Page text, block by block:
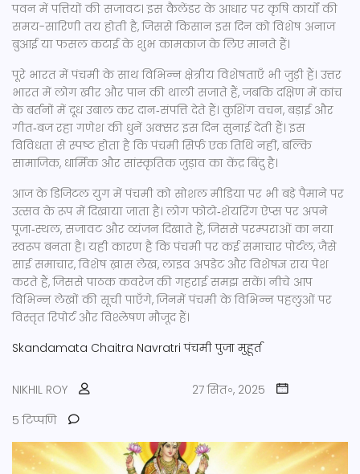
पवन में पत्तियों की सजावट। इस कैलेंडर के आधार पर कृषि कार्यों की
समय-सारिणी तय होती है, जिससे किसान इस दिन को विशेष अनाज
बुआई या फसल कटाई के शुभ कामकाज के लिए मानते हैं।
पूरे भारत में पंचमी के साथ विभिन्न क्षेत्रीय विशेषताएँ भी जुड़ी हैं। उत्तर
भारत में लोग खीर और पान की थाली सजाते हैं, जबकि दक्षिण में कांच
के बर्तनों में दूध उबाल कर दान‑संपत्ति देते हैं। कुशिंग वचन, बड़ाई और
गीत‑बज रहा गणेश की धुनें अक्सर इस दिन सुनाई देती हैं। इस
विविधता से स्पष्ट होता है कि पंचमी सिर्फ एक तिथि नहीं, बल्कि
सामाजिक, धार्मिक और सांस्कृतिक जुड़ाव का केंद्र बिंदु है।
आज के डिजिटल युग में पंचमी को सोशल मीडिया पर भी बड़े पैमाने पर
उत्सव के रूप में दिखाया जाता है। लोग फोटो‑शेयरिंग ऐप्स पर अपने
पूजा‑स्थल, सजावट और व्यंजन दिखाते हैं, जिससे परम्पराओं का नया
स्वरूप बनता है। यही कारण है कि पंचमी पर कई समाचार पोर्टल, जैसे
साई समाचार, विशेष ख़ास लेख, लाइव अपडेट और विशेषज्ञ राय पेश
करते हैं, जिससे पाठक कवरेज की गहराई समझ सकें। नीचे आप
विभिन्न लेखों की सूची पाएँगे, जिनमें पंचमी के विभिन्न पहलुओं पर
विस्तृत रिपोर्ट और विश्लेषण मौजूद हैं।
Skandamata Chaitra Navratri पंचमी पुजा मुहूर्त
NIKHIL ROY
27 सित॰, 2025
5 टिप्पणि